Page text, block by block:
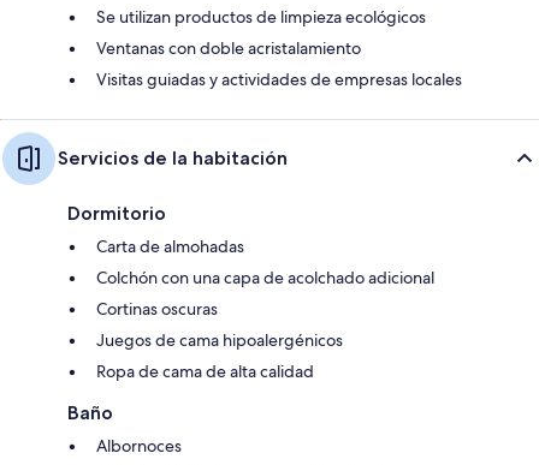
Se utilizan productos de limpieza ecológicos
Ventanas con doble acristalamiento
Visitas guiadas y actividades de empresas locales
Servicios de la habitación
Dormitorio
Carta de almohadas
Colchón con una capa de acolchado adicional
Cortinas oscuras
Juegos de cama hipoalergénicos
Ropa de cama de alta calidad
Baño
Albornoces